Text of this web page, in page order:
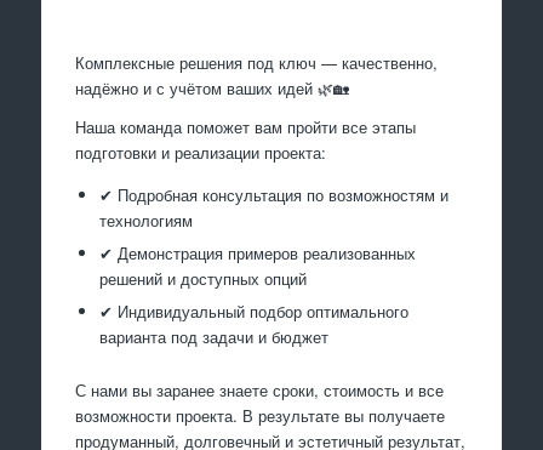
Комплексные решения под ключ — качественно,
надёжно и с учётом ваших идей 🌿🏡
Наша команда поможет вам пройти все этапы
подготовки и реализации проекта:
✔ Подробная консультация по возможностям и
технологиям
✔ Демонстрация примеров реализованных
решений и доступных опций
✔ Индивидуальный подбор оптимального
варианта под задачи и бюджет
С нами вы заранее знаете сроки, стоимость и все
возможности проекта. В результате вы получаете
продуманный, долговечный и эстетичный результат,